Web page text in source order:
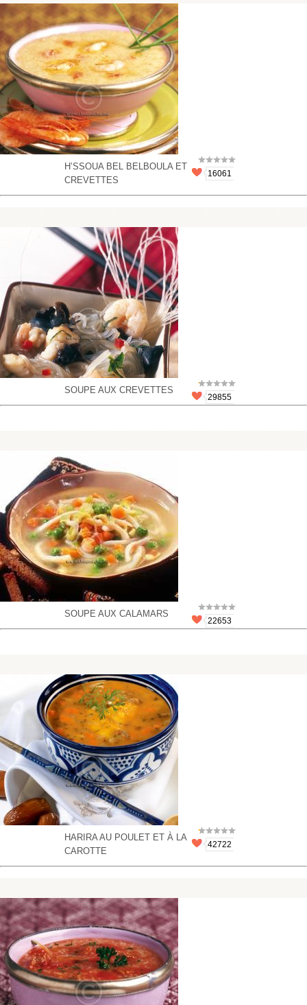
H’SSOUA BEL BELBOULA ET
CREVETTES
16061
SOUPE AUX CREVETTES
29855
SOUPE AUX CALAMARS
22653
HARIRA AU POULET ET À LA
CAROTTE
42722